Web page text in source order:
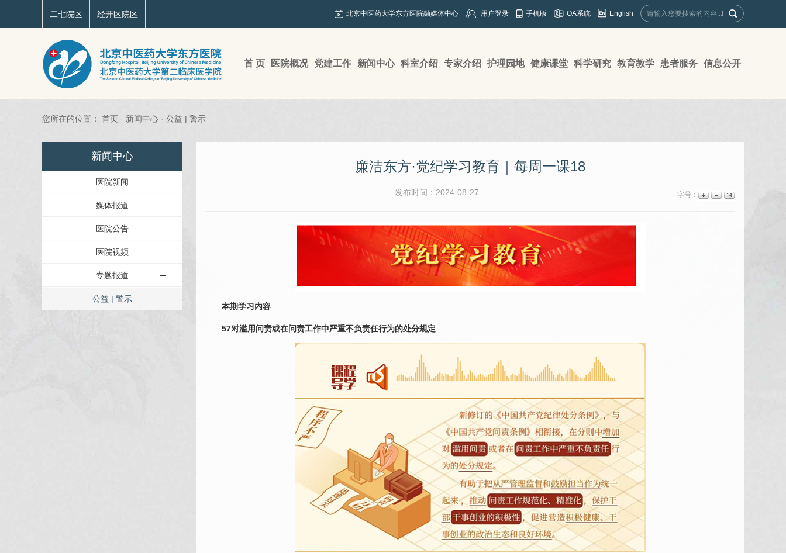
二七院区 经开区院区 北京中医药大学东方医院融媒体中心 用户登录 手机版 OA系统 English
首 页 医院概况 党建工作 新闻中心 科室介绍 专家介绍 护理园地 健康课堂 科学研究 教育教学 患者服务 信息公开
您所在的位置： 首页 · 新闻中心 · 公益 | 警示
新闻中心
医院新闻
媒体报道
医院公告
医院视频
专题报道
公益 | 警示
廉洁东方·党纪学习教育｜每周一课18
发布时间：2024-08-27 字号：
本期学习内容
57对滥用问责或在问责工作中严重不负责任行为的处分规定